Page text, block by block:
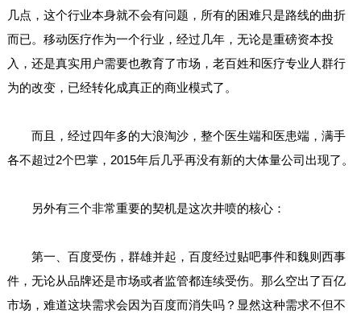
几点，这个行业本身就不会有问题，所有的困难只是路线的曲折
而已。移动医疗作为一个行业，经过几年，无论是重磅资本投
入，还是真实用户需要也教育了市场，老百姓和医疗专业人群行
为的改变，已经转化成真正的商业模式了。
而且，经过四年多的大浪淘沙，整个医生端和医患端，满手
各不超过2个巴掌，2015年后几乎再没有新的大体量公司出现了。
另外有三个非常重要的契机是这次井喷的核心：
第一、百度受伤，群雄并起，百度经过贴吧事件和魏则西事
件，无论从品牌还是市场或者监管都连续受伤。那么空出了百亿
市场，难道这块需求会因为百度而消失吗？显然这种需求不但不